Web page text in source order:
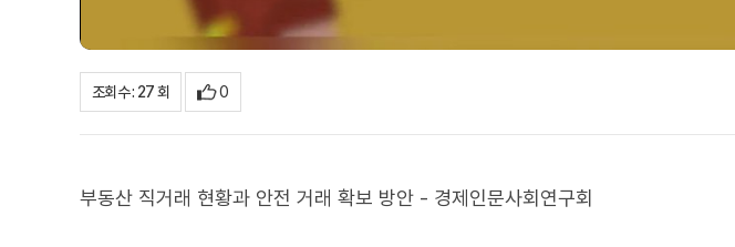
조회수 : 27 회 0
부동산 직거래 현황과 안전 거래 확보 방안 - 경제인문사회연구회